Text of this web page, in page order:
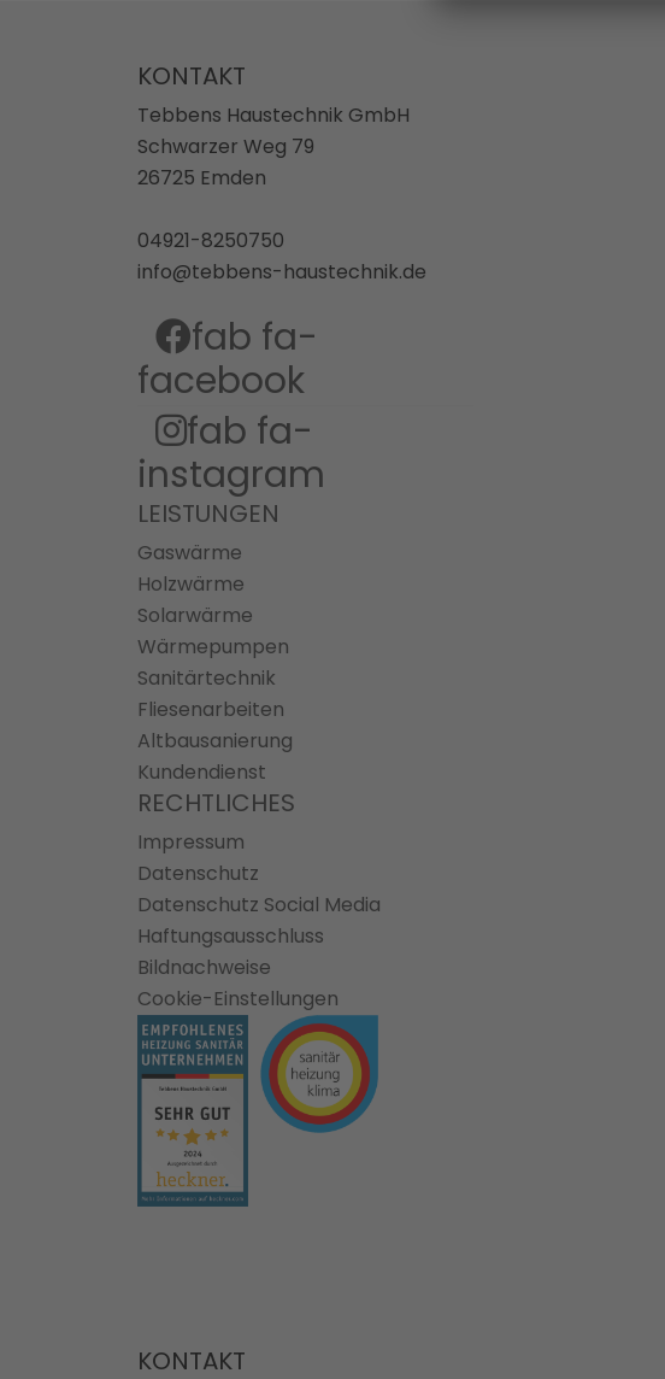
KONTAKT
Tebbens Haustechnik GmbH
Schwarzer Weg 79
26725 Emden
04921-8250750
info@tebbens-haustechnik.de
fab fa-
facebook
fab fa-
instagram
LEISTUNGEN
Gaswärme
Holzwärme
Solarwärme
Wärmepumpen
Sanitärtechnik
Fliesenarbeiten
Altbausanierung
Kundendienst
RECHTLICHES
Impressum
Datenschutz
Datenschutz Social Media
Haftungsausschluss
Bildnachweise
Cookie-Einstellungen
KONTAKT